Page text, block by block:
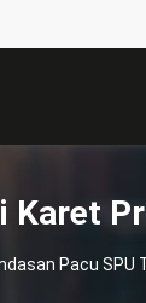
Karet
Pacu SPU